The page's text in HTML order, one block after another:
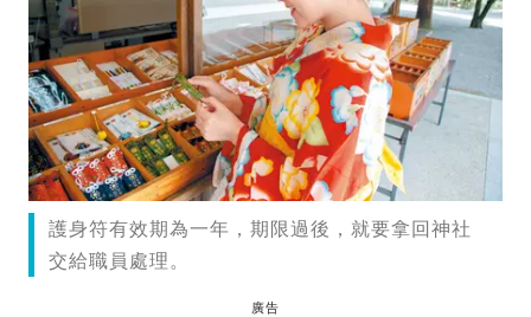
護身符有效期為一年，期限過後，就要拿回神社
交給職員處理。
廣告